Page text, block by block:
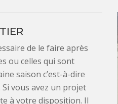
de le faire après
ou celles qui sont
saison c’est-à-dire
vous avez un projet
à votre disposition. Il